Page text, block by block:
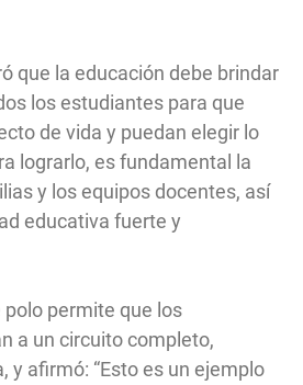
que la educación debe brindar
los estudiantes para que
de vida y puedan elegir lo
lograrlo, es fundamental la
y los equipos docentes, así
educativa fuerte y
permite que los
a un circuito completo,
y afirmó: “Esto es un ejemplo